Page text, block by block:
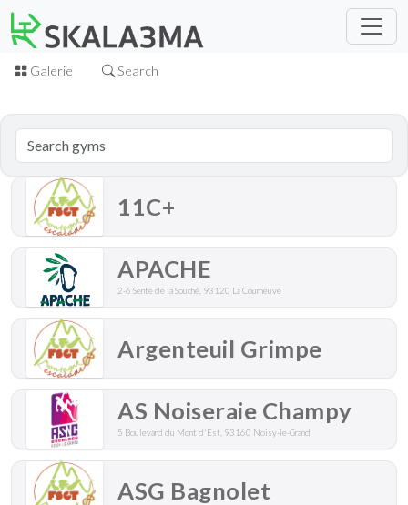
Galerie Search
11C+
APACHE
2-6 Sente de la Souché, 93120 La Courneuve
Argenteuil Grimpe
AS Noiseraie Champy
5 Boulevard du Mont d'Est, 93160 Noisy-le-Grand
ASG Bagnolet